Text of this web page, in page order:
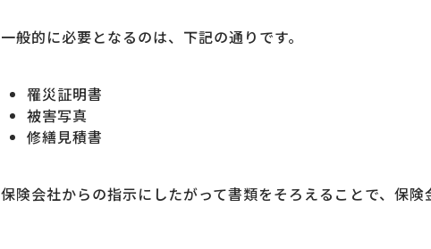
一般的に必要となるのは、下記の通りです。
罹災証明書
被害写真
修繕見積書
保険会社からの指示にしたがって書類をそろえることで、保険